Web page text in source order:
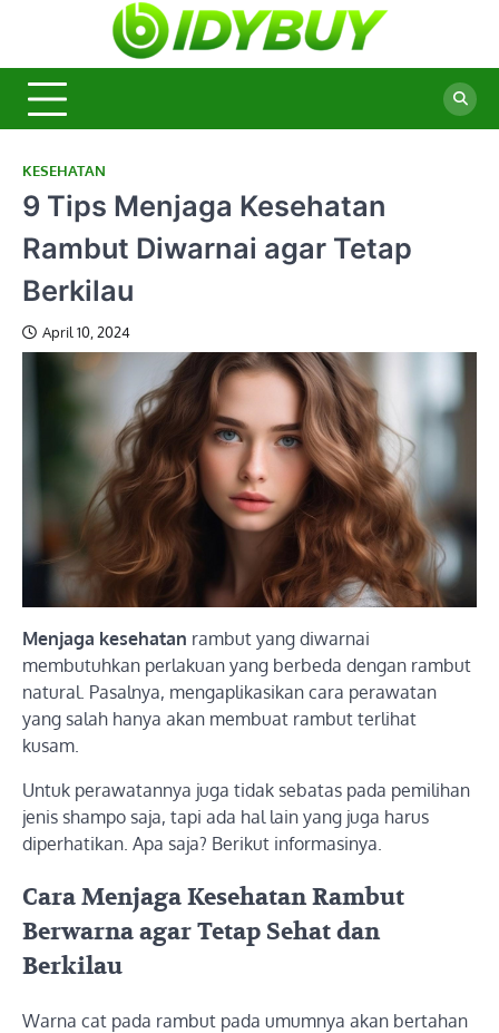
content
Informasi
KESEHATAN
9 Tips Menjaga Kesehatan
Rambut Diwarnai agar Tetap
Berkilau
April 10, 2024
Menjaga kesehatan rambut yang diwarnai
membutuhkan perlakuan yang berbeda dengan rambut
natural. Pasalnya, mengaplikasikan cara perawatan
yang salah hanya akan membuat rambut terlihat
kusam.
Untuk perawatannya juga tidak sebatas pada pemilihan
jenis shampo saja, tapi ada hal lain yang juga harus
diperhatikan. Apa saja? Berikut informasinya.
Cara Menjaga Kesehatan Rambut
Berwarna agar Tetap Sehat dan
Berkilau
Warna cat pada rambut pada umumnya akan bertahan